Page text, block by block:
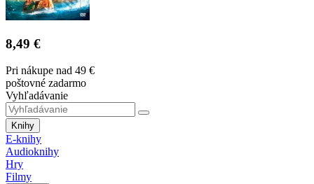
8,49 €
Pri nákupe nad 49 €
poštovné zadarmo
Vyhľadávanie
Knihy
E-knihy
Audioknihy
Hry
Filmy